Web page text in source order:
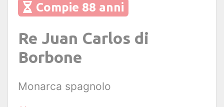
Compie 88 anni
Re Juan Carlos di
Borbone
Monarca spagnolo